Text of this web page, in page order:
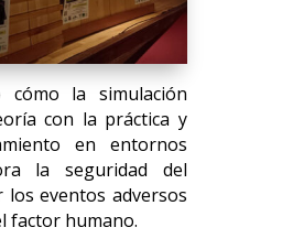
cómo la simulación
con la práctica y
en entornos
la seguridad del
los eventos adversos
factor humano.